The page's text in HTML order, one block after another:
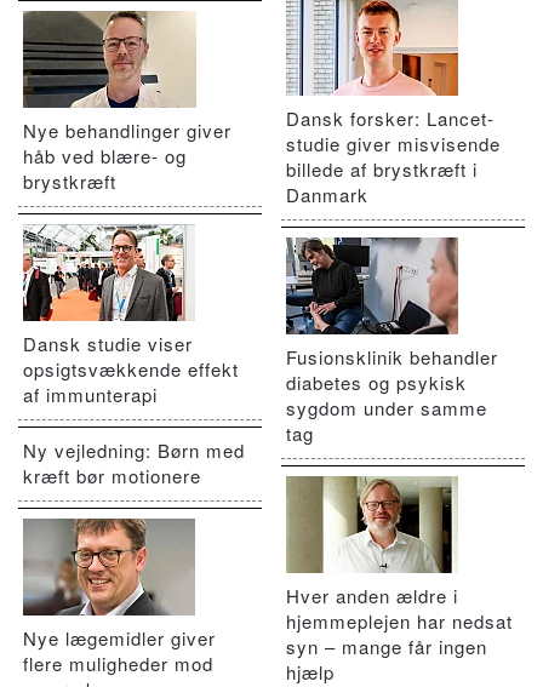
Nye behandlinger giver
håb ved blære- og
brystkræft
Dansk studie viser
opsigtsvækkende effekt
af immunterapi
Ny vejledning: Børn med
kræft bør motionere
Nye lægemidler giver
flere muligheder mod
Dansk forsker: Lancet-
studie giver misvisende
billede af brystkræft i
Danmark
Fusionsklinik behandler
diabetes og psykisk
sygdom under samme
tag
Hver anden ældre i
hjemmeplejen har nedsat
syn – mange får ingen
hjælp